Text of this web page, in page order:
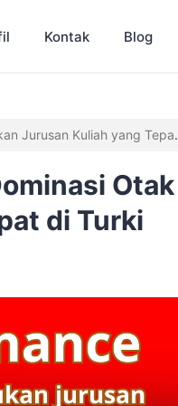
Kontak Blog
Jurusan Kuliah yang Tepat
Otak
di Turki